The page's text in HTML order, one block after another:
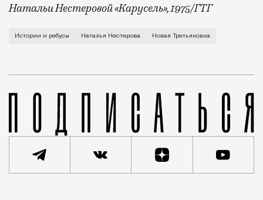
Натальи Нестеровой «Карусель», 1975/ГТГ
Нестерова скончалась два года назад после
Истории и ребусы Наталья Нестерова Новая Третьяковка